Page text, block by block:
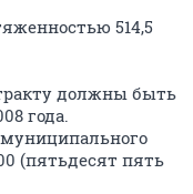
514,5
должны быть
года.
(пятьдесят пять